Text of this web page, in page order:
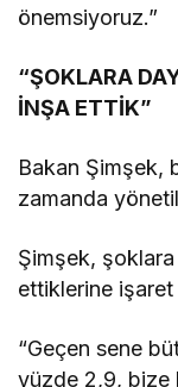
önemsiyoruz.”
“ŞOKLARA
İNŞA ETTİK”
Bakan Şimşek,
zamanda
Şimşek, şoklara
ettiklerine
“Geçen sene
yüzde 2,9, bize